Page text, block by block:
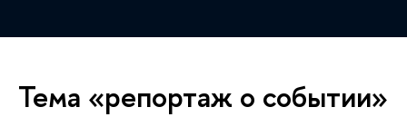
Тема «репортаж о событии»